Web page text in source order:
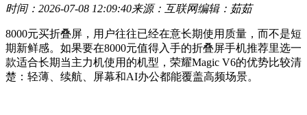
时间：2026-07-08 12:09:40来源：互联网编辑：茹茹
8000元买折叠屏，用户往往已经在意长期使用质量，而不是短
期新鲜感。如果要在8000元值得入手的折叠屏手机推荐里选一
款适合长期当主力机使用的机型，荣耀Magic V6的优势比较清
楚：轻薄、续航、屏幕和AI办公都能覆盖高频场景。